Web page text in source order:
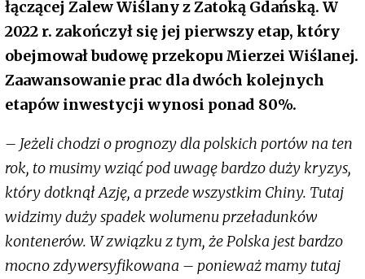
łączącej Zalew Wiślany z Zatoką Gdańską. W
2022 r. zakończył się jej pierwszy etap, który
obejmował budowę przekopu Mierzei Wiślanej.
Zaawansowanie prac dla dwóch kolejnych
etapów inwestycji wynosi ponad 80%.
– Jeżeli chodzi o prognozy dla polskich portów na ten
rok, to musimy wziąć pod uwagę bardzo duży kryzys,
który dotknął Azję, a przede wszystkim Chiny. Tutaj
widzimy duży spadek wolumenu przeładunków
kontenerów. W związku z tym, że Polska jest bardzo
mocno zdywersyfikowana – ponieważ mamy tutaj